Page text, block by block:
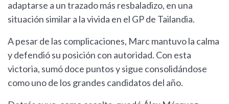
adaptarse a un trazado más resbaladizo, en una
situación similar a la vivida en el GP de Tailandia.
A pesar de las complicaciones, Marc mantuvo la calma
y defendió su posición con autoridad. Con esta
victoria, sumó doce puntos y sigue consolidándose
como uno de los grandes candidatos del año.